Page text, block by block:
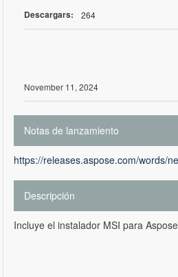
Descargars: 264
November 11, 2024
Notas de lanzamiento
https://releases.aspose.com/words/
Descripción
Incluye el instalador MSI para